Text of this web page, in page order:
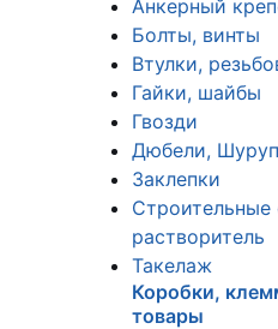
Анкерный
Болты, винты
Втулки,
Гайки, шайбы
Гвозди
Дюбели,
Заклепки
Строительные
растворитель
Такелаж
Коробки,
товары